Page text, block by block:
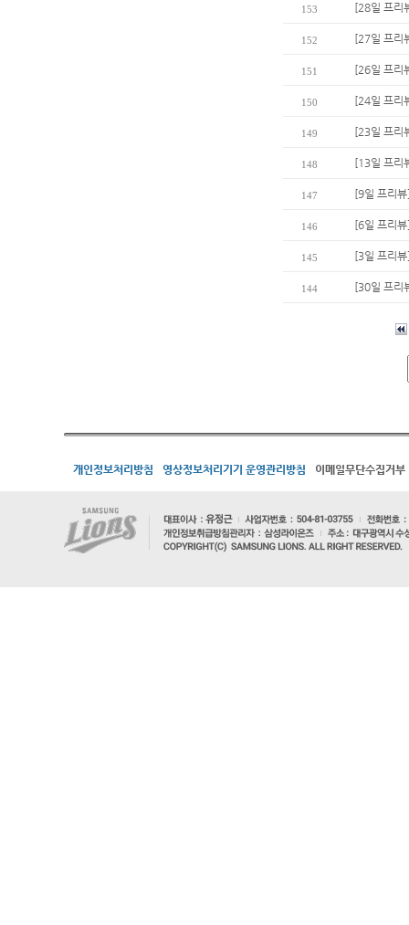
153 [28일 프리
152 [27일 프리
151 [26일 프리
150 [24일 프리
149 [23일 프리
148 [13일 프리
147 [9일 프리
146 [6일 프리
145 [3일 프리
144 [30일 프리
개인정보처리방침 영상정보처리기기 운영관리방침 이메일무단수집거부